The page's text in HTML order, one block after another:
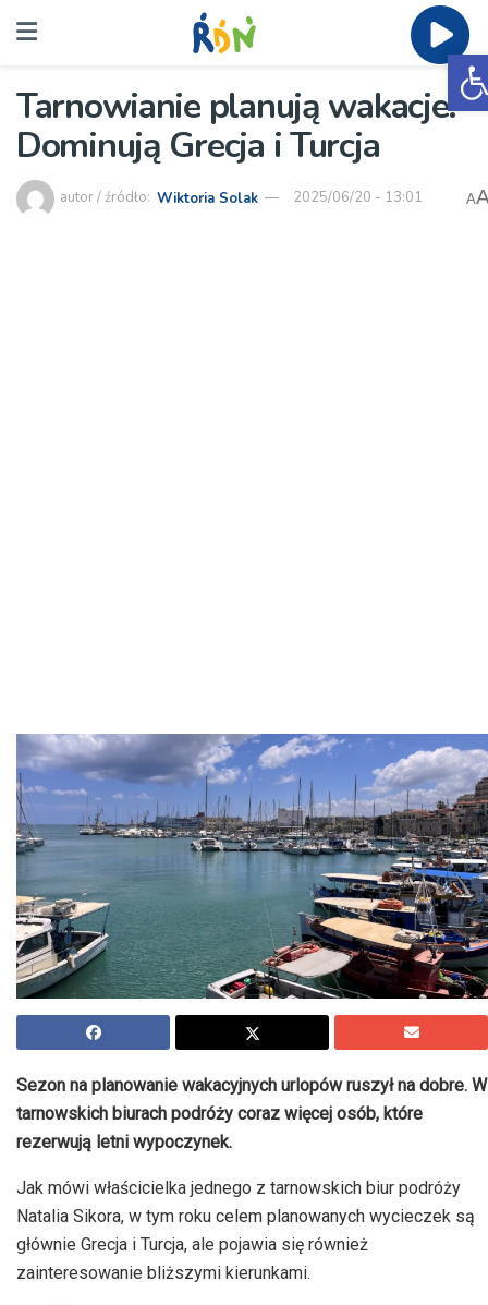
Tarnowianie planują wakacje.
Dominują Grecja i Turcja
autor / źródło: Wiktoria Solak 2025/06/20 - 13:01 A
Sezon na planowanie wakacyjnych urlopów ruszył na dobre. W
tarnowskich biurach podróży coraz więcej osób, które
rezerwują letni wypoczynek.
Jak mówi właścicielka jednego z tarnowskich biur podróży
Natalia Sikora, w tym roku celem planowanych wycieczek są
głównie Grecja i Turcja, ale pojawia się również
zainteresowanie bliższymi kierunkami.